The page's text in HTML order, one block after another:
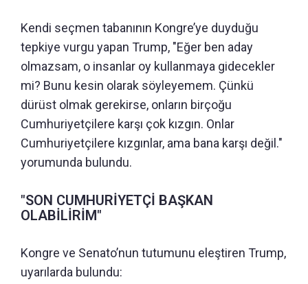
Kendi seçmen tabanının Kongre’ye duyduğu
tepkiye vurgu yapan Trump, "Eğer ben aday
olmazsam, o insanlar oy kullanmaya gidecekler
mi? Bunu kesin olarak söyleyemem. Çünkü
dürüst olmak gerekirse, onların birçoğu
Cumhuriyetçilere karşı çok kızgın. Onlar
Cumhuriyetçilere kızgınlar, ama bana karşı değil."
yorumunda bulundu.
"SON CUMHURİYETÇİ BAŞKAN
OLABİLİRİM"
Kongre ve Senato’nun tutumunu eleştiren Trump,
uyarılarda bulundu: